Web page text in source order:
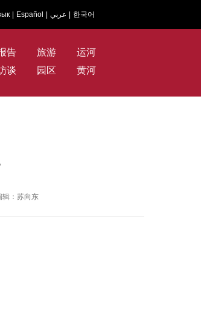
Español عربي 한국어
告 旅游
运河
谈 园区 黄河
辑：苏向东